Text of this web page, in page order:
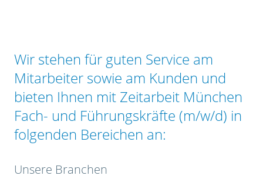
Wir stehen für guten Service am
Mitarbeiter sowie am Kunden und
bieten Ihnen mit Zeitarbeit München
Fach- und Führungskräfte (m/w/d) in
folgenden Bereichen an:
Unsere Branchen